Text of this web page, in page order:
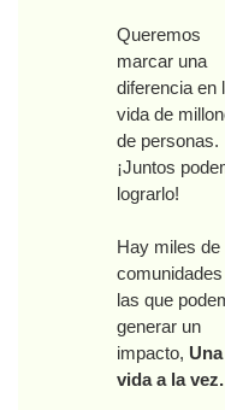
Queremos
marcar una
diferencia en
vida de
de personas.
¡Juntos
lograrlo!
Hay miles de
las que
generar un
impacto, Una
vida a la vez.